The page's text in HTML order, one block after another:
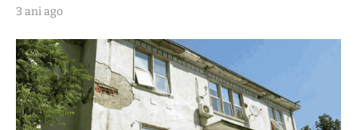
3 ani ago